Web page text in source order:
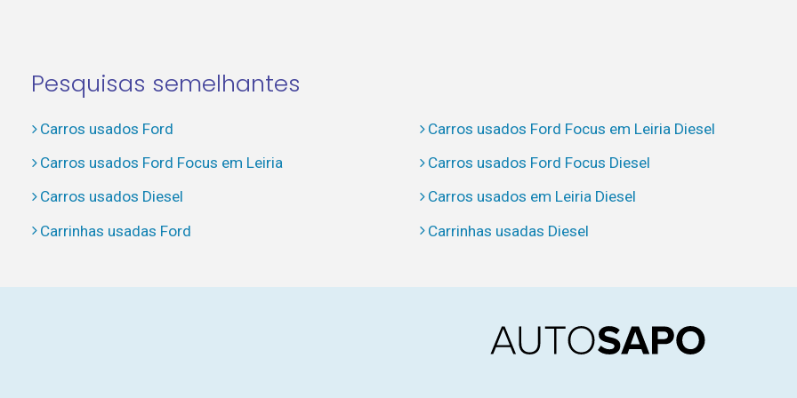
Pesquisas semelhantes
Carros usados Ford
Carros usados Ford Focus em Leiria Diesel
Carros usados Ford Focus em Leiria
Carros usados Ford Focus Diesel
Carros usados Diesel
Carros usados em Leiria Diesel
Carrinhas usadas Ford
Carrinhas usadas Diesel